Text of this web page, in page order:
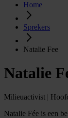
Home
Sprekers
Natalie Fee
Natalie
Milieuactivist |
Natalie Fée is een